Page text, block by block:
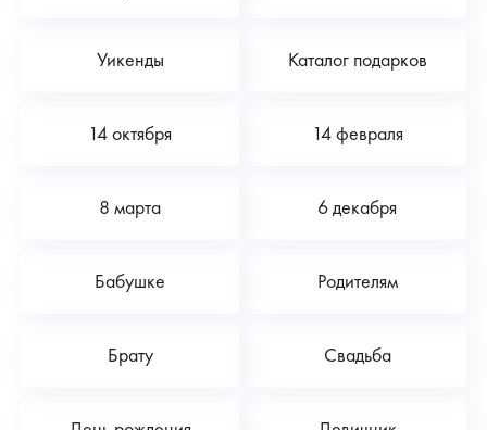
Уикенды Каталог подарков
14 октября 14 февраля
8 марта 6 декабря
Бабушке Родителям
Брату Свадьба